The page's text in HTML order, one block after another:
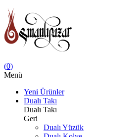
(0)
Menü
Yeni Ürünler
Dualı Takı
Dualı Takı
Geri
Dualı Yüzük